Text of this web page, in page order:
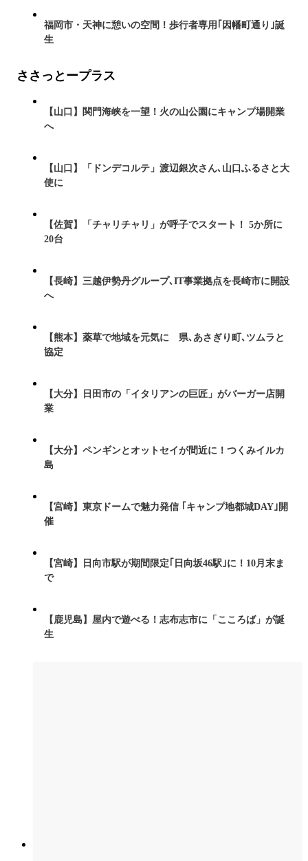
福岡市・天神に憩いの空間！歩行者専用｢因幡町通り｣誕
生
ささっとープラス
【山口】関門海峡を一望！火の山公園にキャンプ場開業
へ
【山口】「ドンデコルテ」渡辺銀次さん､山口ふるさと大
使に
【佐賀】「チャリチャリ」が呼子でスタート！ 5か所に
20台
【長崎】三越伊勢丹グループ､IT事業拠点を長崎市に開設
へ
【熊本】薬草で地域を元気に 県､あさぎり町､ツムラと
協定
【大分】日田市の「イタリアンの巨匠」がバーガー店開
業
【大分】ペンギンとオットセイが間近に！つくみイルカ
島
【宮崎】東京ドームで魅力発信 ｢キャンプ地都城DAY｣開
催
【宮崎】日向市駅が期間限定｢日向坂46駅｣に！10月末ま
で
【鹿児島】屋内で遊べる！志布志市に「こころば」が誕
生